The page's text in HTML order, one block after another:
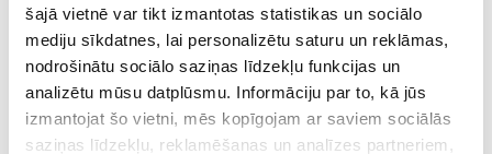
šajā vietnē var tikt izmantotas statistikas un sociālo
mediju sīkdatnes, lai personalizētu saturu un reklāmas,
nodrošinātu sociālo saziņas līdzekļu funkcijas un
analizētu mūsu datplūsmu. Informāciju par to, kā jūs
izmantojat šo vietni, mēs kopīgojam ar saviem sociālās
saziņas līdzekļu, reklamēšanas un analīzes partneriem,
3.72 € 4.38 €
Pirkt
Standarta cena: 4.38 €
3.72 € 4.38 €
Standarta cena: 4.38 €